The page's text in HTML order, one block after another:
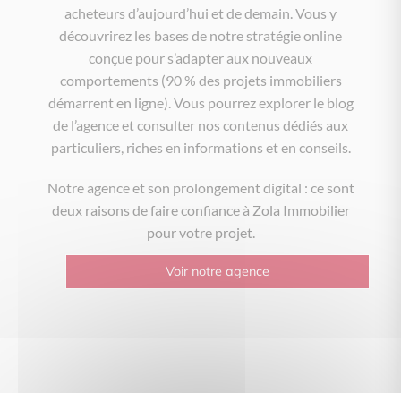
acheteurs d’aujourd’hui et de demain. Vous y
découvrirez les bases de notre stratégie online
conçue pour s’adapter aux nouveaux
comportements (90 % des projets immobiliers
démarrent en ligne). Vous pourrez explorer le blog
de l’agence et consulter nos contenus dédiés aux
particuliers, riches en informations et en conseils.
Notre agence et son prolongement digital : ce sont
deux raisons de faire confiance à Zola Immobilier
pour votre projet.
Voir notre agence